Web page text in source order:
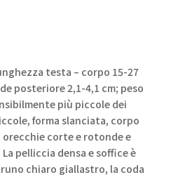
testa – corpo 15-27
posteriore 2,1-4,1 cm; peso
più piccole dei
forma slanciata, corpo
corte e rotonde e
pelliccia densa e soffice è
chiaro giallastro, la coda